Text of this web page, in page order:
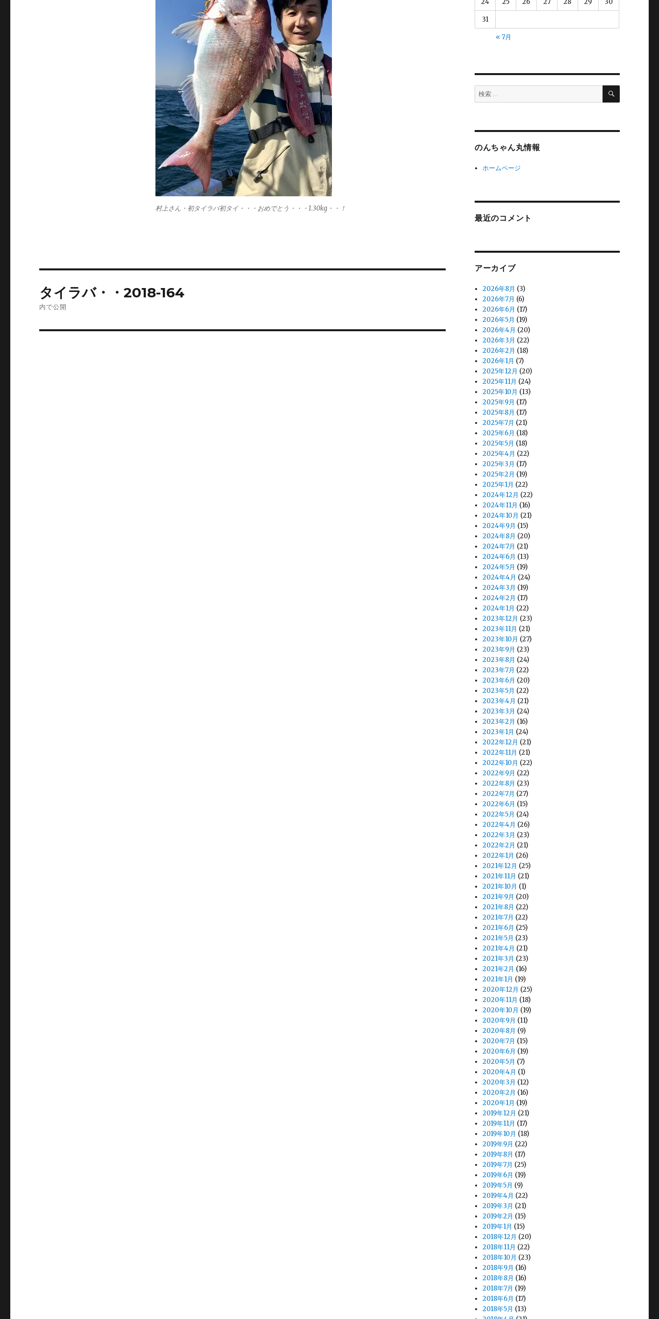
村上さん・初タイラバ初タイ・・・おめでとう・・・1.30kg・・！
稿
タイラバ・・2018-164
内で公開
24 25 26 27 28 29 30
31
« 7月
検
索:
検
のんちゃん丸情報
ホームページ
最近のコメント
アーカイブ
2026年8月 (3)
2026年7月 (6)
2026年6月 (17)
2026年5月 (19)
2026年4月 (20)
2026年3月 (22)
2026年2月 (18)
2026年1月 (7)
2025年12月 (20)
2025年11月 (24)
2025年10月 (13)
2025年9月 (17)
2025年8月 (17)
2025年7月 (21)
2025年6月 (18)
2025年5月 (18)
2025年4月 (22)
2025年3月 (17)
2025年2月 (19)
2025年1月 (22)
2024年12月 (22)
2024年11月 (16)
2024年10月 (21)
2024年9月 (15)
2024年8月 (20)
2024年7月 (21)
2024年6月 (13)
2024年5月 (19)
2024年4月 (24)
2024年3月 (19)
2024年2月 (17)
2024年1月 (22)
2023年12月 (23)
2023年11月 (21)
2023年10月 (27)
2023年9月 (23)
2023年8月 (24)
2023年7月 (22)
2023年6月 (20)
2023年5月 (22)
2023年4月 (21)
2023年3月 (24)
2023年2月 (16)
2023年1月 (24)
2022年12月 (21)
2022年11月 (21)
2022年10月 (22)
2022年9月 (22)
2022年8月 (23)
2022年7月 (27)
2022年6月 (15)
2022年5月 (24)
2022年4月 (26)
2022年3月 (23)
2022年2月 (21)
2022年1月 (26)
2021年12月 (25)
2021年11月 (21)
2021年10月 (1)
2021年9月 (20)
2021年8月 (22)
2021年7月 (22)
2021年6月 (25)
2021年5月 (23)
2021年4月 (21)
2021年3月 (23)
2021年2月 (16)
2021年1月 (19)
2020年12月 (25)
2020年11月 (18)
2020年10月 (19)
2020年9月 (11)
2020年8月 (9)
2020年7月 (15)
2020年6月 (19)
2020年5月 (7)
2020年4月 (1)
2020年3月 (12)
2020年2月 (16)
2020年1月 (19)
2019年12月 (21)
2019年11月 (17)
2019年10月 (18)
2019年9月 (22)
2019年8月 (17)
2019年7月 (25)
2019年6月 (19)
2019年5月 (9)
2019年4月 (22)
2019年3月 (21)
2019年2月 (15)
2019年1月 (15)
2018年12月 (20)
2018年11月 (22)
2018年10月 (23)
2018年9月 (16)
2018年8月 (16)
2018年7月 (19)
2018年6月 (17)
2018年5月 (13)